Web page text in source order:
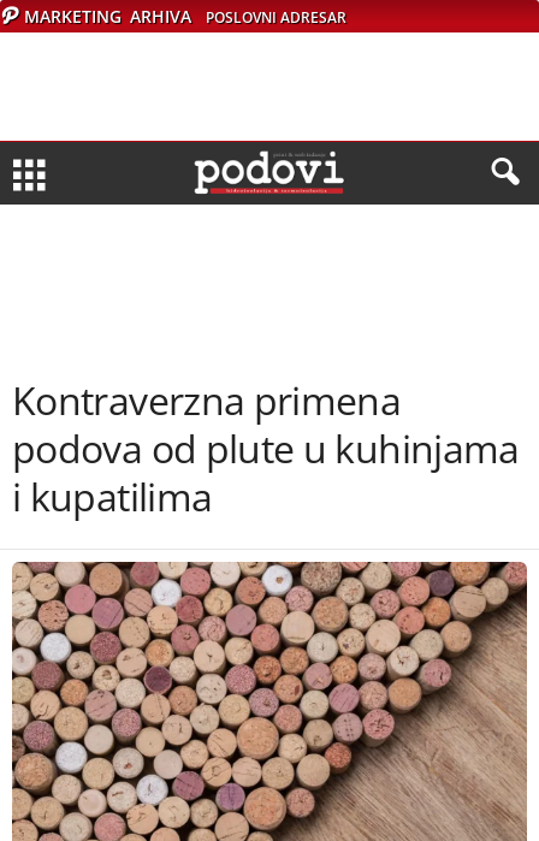
MARKETING ARHIVA POSLOVNI ADRESAR
Kontraverzna primena
podova od plute u kuhinjama
i kupatilima